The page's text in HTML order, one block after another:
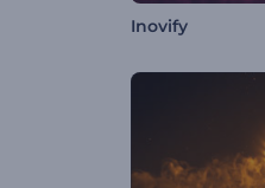
Inovify